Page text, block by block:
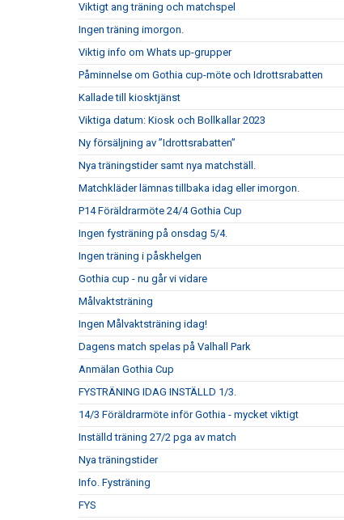
Viktigt ang träning och matchspel
Ingen träning imorgon.
Viktig info om Whats up-grupper
Påminnelse om Gothia cup-möte och Idrottsrabatten
Kallade till kiosktjänst
Viktiga datum: Kiosk och Bollkallar 2023
Ny försäljning av ”Idrottsrabatten”
Nya träningstider samt nya matchställ.
Matchkläder lämnas tillbaka idag eller imorgon.
P14 Föräldrarmöte 24/4 Gothia Cup
Ingen fysträning på onsdag 5/4.
Ingen träning i påskhelgen
Gothia cup - nu går vi vidare
Målvaktsträning
Ingen Målvaktsträning idag!
Dagens match spelas på Valhall Park
Anmälan Gothia Cup
FYSTRÄNING IDAG INSTÄLLD 1/3.
14/3 Föräldrarmöte inför Gothia - mycket viktigt
Inställd träning 27/2 pga av match
Nya träningstider
Info. Fysträning
FYS